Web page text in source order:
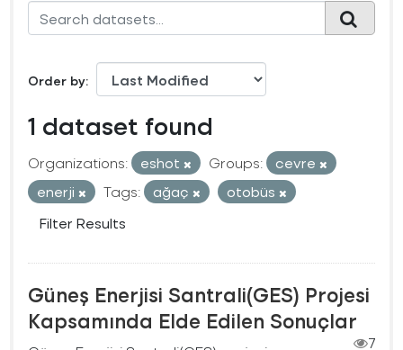
Order by
1 dataset found
Organizations: eshot Groups:
cevre
enerji
Tags: ağaç
otobüs
Filter Results
Güneş Enerjisi Santrali(GES) Projesi
Kapsamında Elde Edilen Sonuçlar
7